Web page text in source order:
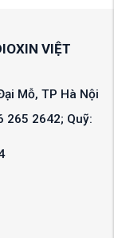
VIỆT
Mỗ, TP Hà Nội
265 2642; Quỹ: